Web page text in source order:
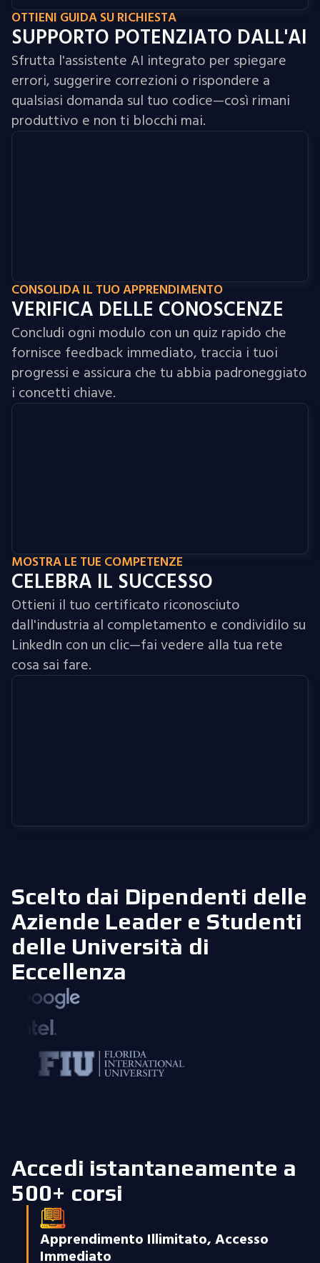
OTTIENI GUIDA SU RICHIESTA
SUPPORTO POTENZIATO DALL'AI
Sfrutta l'assistente AI integrato per spiegare
errori, suggerire correzioni o rispondere a
qualsiasi domanda sul tuo codice—così rimani
produttivo e non ti blocchi mai.
CONSOLIDA IL TUO APPRENDIMENTO
VERIFICA DELLE CONOSCENZE
Concludi ogni modulo con un quiz rapido che
fornisce feedback immediato, traccia i tuoi
progressi e assicura che tu abbia padroneggiato
i concetti chiave.
MOSTRA LE TUE COMPETENZE
CELEBRA IL SUCCESSO
Ottieni il tuo certificato riconosciuto
dall'industria al completamento e condividilo su
LinkedIn con un clic—fai vedere alla tua rete
cosa sai fare.
Scelto dai Dipendenti delle
Aziende Leader e Studenti
delle Università di
Eccellenza
Accedi istantaneamente a
500+ corsi
Apprendimento Illimitato, Accesso
Immediato